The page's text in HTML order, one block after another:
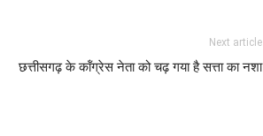
Next article
छत्तीसगढ़ के कॉंग्रेस नेता को चढ़ गया है सत्ता का नशा